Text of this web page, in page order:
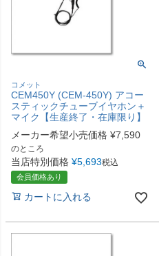
コメット
CEM450Y (CEM-450Y) アコー
スティックチューブイヤホン＋
マイク【生産終了・在庫限り】
メーカー希望小売価格 ¥7,590
のところ
当店特別価格 ¥5,693税込
会員価格あり
カートに入れる